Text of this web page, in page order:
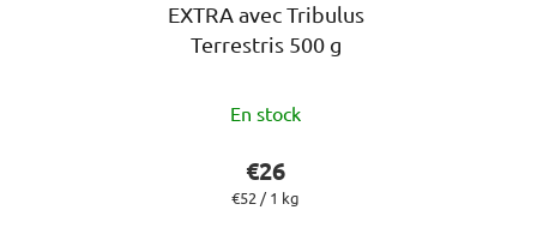
EXTRA avec Tribulus
Terrestris 500 g
En stock
€26
Prix
€52 / 1 kg